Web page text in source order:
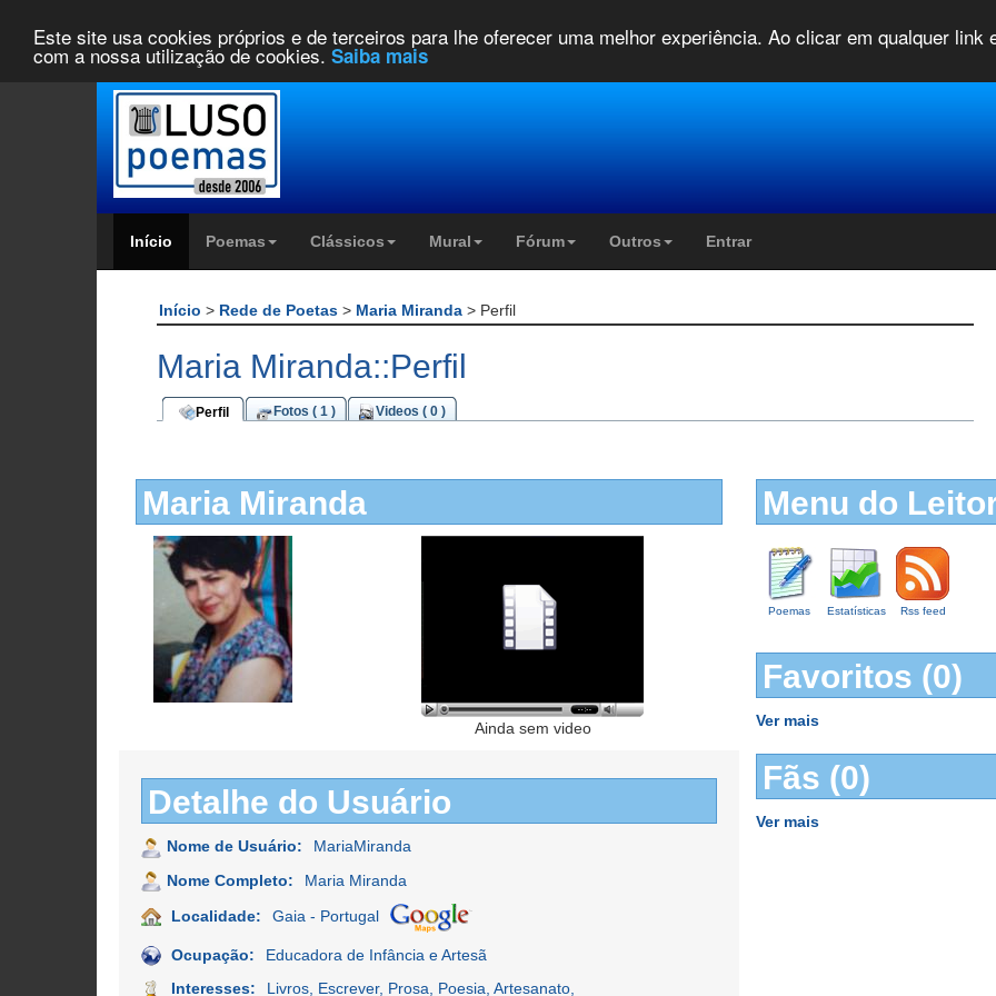
Este site usa cookies próprios e de terceiros para lhe oferecer uma melhor experiência. Ao clicar em qualquer link
com a nossa utilização de cookies. Saiba mais
Início Poemas Clássicos Mural Fórum Outros Entrar
Início > Rede de Poetas > Maria Miranda > Perfil
Maria Miranda::Perfil
Perfil Fotos ( 1 ) Videos ( 0 )
Maria Miranda
Ainda sem video
Detalhe do Usuário
Nome de Usuário:
MariaMiranda
Nome Completo:
Maria Miranda
Localidade: Gaia - Portugal
Ocupação:
Educadora de Infância e Artesã
Interesses:
Livros, Escrever, Prosa, Poesia, Artesanato,
Menu do
Poemas Estatísticas Rss feed
Favoritos (0)
Ver mais
Fãs (0)
Ver mais